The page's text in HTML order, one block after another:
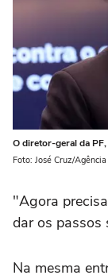
O diretor-geral da
Foto: José Cruz/
"Agora
dar os passos
Na mesma